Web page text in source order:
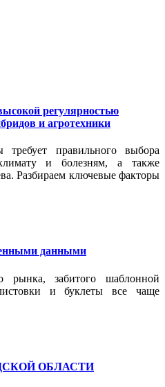
регулярностью
и агротехники
требует правильного выбора
и болезням, а также
Разбираем ключевые факторы
данными
рынка, забитого шаблонной
и буклеты все чаще
ОБЛАСТИ